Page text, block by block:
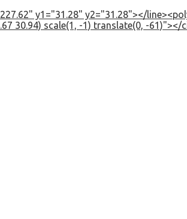
y1="31.28" y2="31.28"></
30.94) scale(1, -1) translate(0, -61)"></